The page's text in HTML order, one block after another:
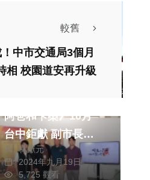
較舊
中市交通局3個月
相 校園道安再升級
藝文
阿爸和卡桑》10月
台中鉅獻 副市長鄭
照新：與民間攜手打
造美學城市
林獻元
2024年九月19日
5,725 觀看